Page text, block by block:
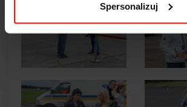
Spersonalizuj